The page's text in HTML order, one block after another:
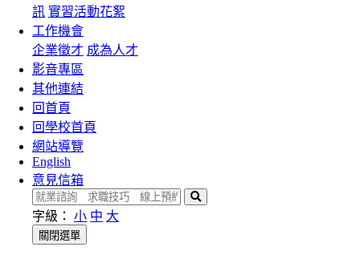
訊 實習活動花絮
工作機會
企業徵才 成為人才
影音專區
其他連結
回首頁
回學校首頁
網站導覽
English
意見信箱
搜
字級： 小 中 大
關閉選單